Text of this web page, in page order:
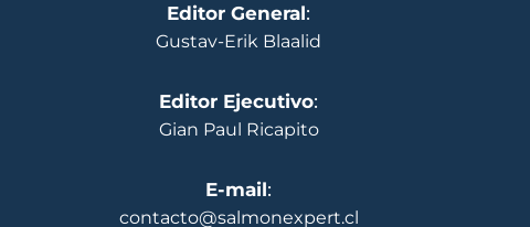
Editor General:
Gustav-Erik Blaalid
Editor Ejecutivo:
Gian Paul Ricapito
E-mail:
contacto@salmonexpert.cl